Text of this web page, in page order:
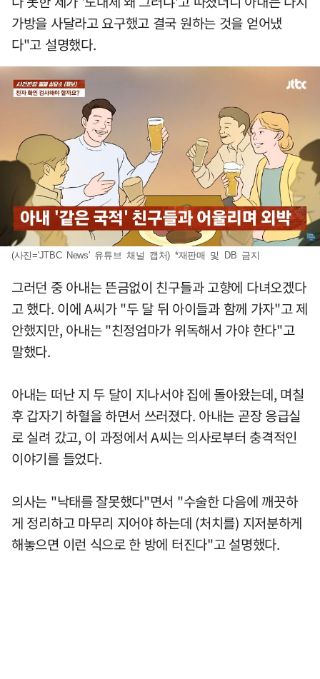
가방을 사달라고 요구했고 결국 원하는 것을 얻어냈
다"고 설명했다.
(사진='JTBC News' 유튜브 채널 캡처) *재판매 및 DB 금지
그러던 중 아내는 뜬금없이 친구들과 고향에 다녀오겠다
고 했다. 이에 A씨가 "두 달 뒤 아이들과 함께 가자"고 제
안했지만, 아내는 "친정엄마가 위독해서 가야 한다"고
말했다.
아내는 떠난 지 두 달이 지나서야 집에 돌아왔는데, 며칠
후 갑자기 하혈을 하면서 쓰러졌다. 아내는 곧장 응급실
로 실려 갔고, 이 과정에서 A씨는 의사로부터 충격적인
이야기를 들었다.
의사는 "낙태를 잘못했다"면서 "수술한 다음에 깨끗하
게 정리하고 마무리 지어야 하는데 (처치를) 지저분하게
해놓으면 이런 식으로 한 방에 터진다"고 설명했다.